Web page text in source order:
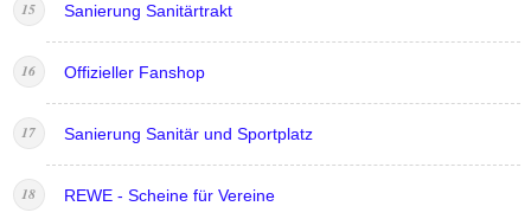
Sanierung Sanitärtrakt
Offizieller Fanshop
Sanierung Sanitär und Sportplatz
REWE - Scheine für Vereine